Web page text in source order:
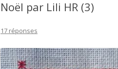
Noël par Lili HR (3)
17 réponses